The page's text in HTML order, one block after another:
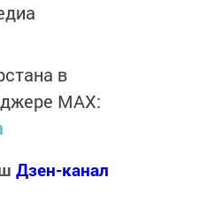
в
MАХ:
Дзен-канал